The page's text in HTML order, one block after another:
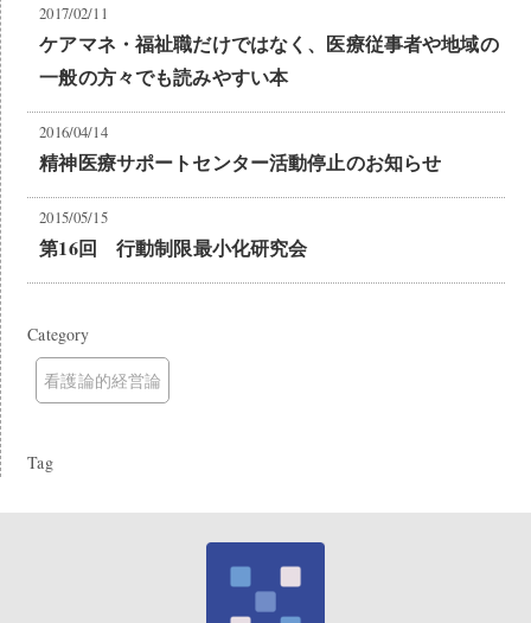
2017/02/11
ケアマネ・福祉職だけではなく、医療従事者や地域の
一般の方々でも読みやすい本
2016/04/14
精神医療サポートセンター活動停止のお知らせ
2015/05/15
第16回 行動制限最小化研究会
Category
看護論的経営論
Tag